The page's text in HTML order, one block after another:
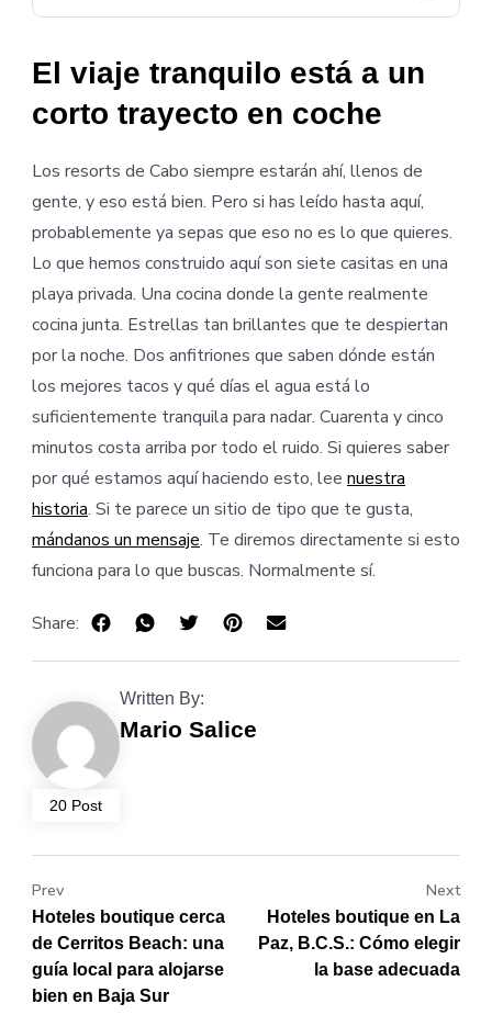
reuniones y cumpleaños importantes.
como uno de los estados más seguros de México
para los viajeros, y esta costa rural es muy tranquila.
Se proporciona agua potable purificada en la
propiedad y el agua corriente es segura.
El viaje tranquilo está a un
corto trayecto en coche
Los resorts de Cabo siempre estarán ahí, llenos de
gente, y eso está bien. Pero si has leído hasta aquí,
probablemente ya sepas que eso no es lo que quieres.
Lo que hemos construido aquí son siete casitas en una
playa privada. Una cocina donde la gente realmente
cocina junta. Estrellas tan brillantes que te despiertan
por la noche. Dos anfitriones que saben dónde están
los mejores tacos y qué días el agua está lo
suficientemente tranquila para nadar. Cuarenta y cinco
minutos costa arriba por todo el ruido. Si quieres saber
por qué estamos aquí haciendo esto, lee nuestra
historia. Si te parece un sitio de tipo que te gusta,
mándanos un mensaje. Te diremos directamente si esto
funciona para lo que buscas. Normalmente sí.
Share:
20 Post
Written By:
Mario Salice
Hoteles boutique cerca
de Cerritos Beach: una
guía local para alojarse
bien en Baja Sur
Prev
Hoteles boutique en La
Paz, B.C.S.: Cómo elegir
la base adecuada
Next